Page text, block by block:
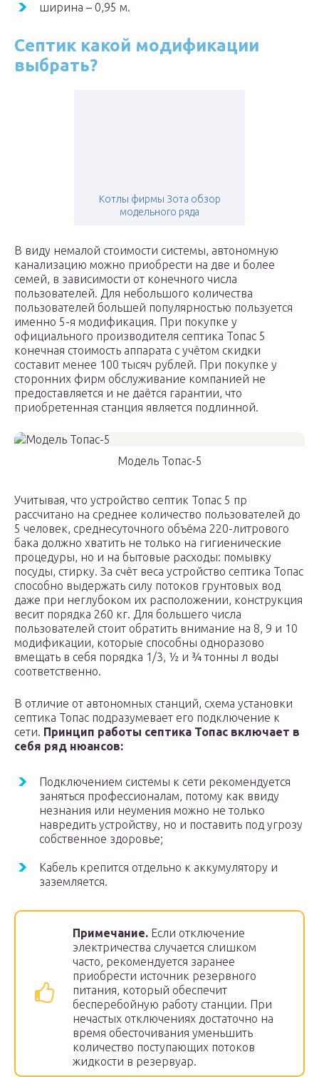
ширина – 0,95 м.
Септик какой модификации
выбрать?
Котлы фирмы Зота обзор
модельного ряда
В виду немалой стоимости системы, автономную
канализацию можно приобрести на две и более
семей, в зависимости от конечного числа
пользователей. Для небольшого количества
пользователей большей популярностью пользуется
именно 5-я модификация. При покупке у
официального производителя септика Топас 5
конечная стоимость аппарата с учётом скидки
составит менее 100 тысяч рублей. При покупке у
сторонних фирм обслуживание компанией не
предоставляется и не даётся гарантии, что
приобретенная станция является подлинной.
Модель Топас-5
Учитывая, что устройство септик Топас 5 пр
рассчитано на среднее количество пользователей до
5 человек, среднесуточного объёма 220-литрового
бака должно хватить не только на гигиенические
процедуры, но и на бытовые расходы: помывку
посуды, стирку. За счёт веса устройство септика Топас
способно выдержать силу потоков грунтовых вод
даже при неглубоком их расположении, конструкция
весит порядка 260 кг. Для большего числа
пользователей стоит обратить внимание на 8, 9 и 10
модификации, которые способны одноразово
вмещать в себя порядка 1/3, ½ и ¾ тонны л воды
соответственно.
В отличие от автономных станций, схема установки
септика Топас подразумевает его подключение к
сети. Принцип работы септика Топас включает в
себя ряд нюансов:
Подключением системы к сети рекомендуется
заняться профессионалам, потому как ввиду
незнания или неумения можно не только
навредить устройству, но и поставить под угрозу
собственное здоровье;
Кабель крепится отдельно к аккумулятору и
заземляется.
Примечание. Если отключение
электричества случается слишком
часто, рекомендуется заранее
приобрести источник резервного
питания, который обеспечит
бесперебойную работу станции. При
нечастых отключениях достаточно на
время обесточивания уменьшить
количество поступающих потоков
жидкости в резервуар.